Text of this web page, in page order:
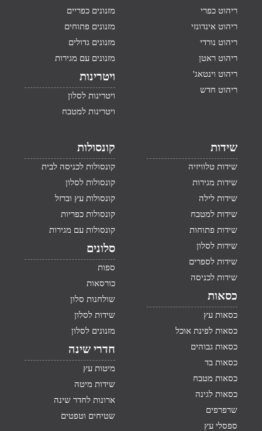
ריהוט כפרי
ריהוט אינדונזי
ריהוט נורדי
ריהוט ראטן
ריהוט וינטאג'
ריהוט חדש
מזנונים כפריים
מזנונים פתוחים
מזנונים גדולים
מזנונים עם מגירות
ויטרינות
ויטרינות לסלון
ויטרינות למטבח
שידות
שידות טלוויזיה
שידות מגירות
שידות לילה
שידות למטבח
שידות פתוחות
שידות לסלון
שידות לספרים
שידות לכניסה
כסאות
כסאות עץ
כסאות לפינת אוכל
כסאות גבוהים
כסאות בד
כסאות מטבח
כסאות לגינה
שרפרפים
ספסלי עץ
קונסולות
קונסולות לכניסה לבית
קונסולות לסלון
קונסולות עץ וברזל
קונסולות כפריות
קונסולות עם מגירות
סלונים
ספות
כורסאות
שולחנות סלון
שידות לסלון
מזנונים לסלון
חדרי שינה
מיטות עץ
שידות מיטה
ארונות לחדר שינה
שטיחים וטפטים